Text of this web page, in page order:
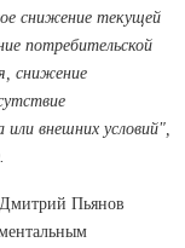
снижение текущей
потребительской
снижение
внешних условий",
Дмитрий Пьянов